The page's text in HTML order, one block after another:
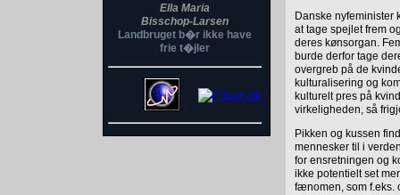
Ella Maria
Bisschop-Larsen
Landbruget b�r ikke have
frie t�jler
Danske nyfeminister
at tage spejlet frem
deres kønsorgan.
burde derfor tage
overgreb på de
kulturalisering og
kulturelt pres på
virkeligheden, så
Pikken og kussen
mennesker til i
for ensretningen og
ikke potentielt set
fænomen, som f.eks.